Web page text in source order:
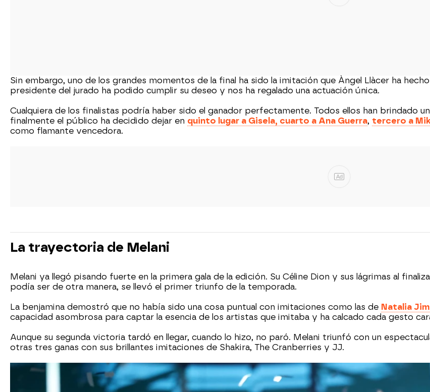
Sin embargo, uno de los grandes momentos de la final ha sido la imitación que Àngel Llàcer ha
presidente del jurado ha podido cumplir su deseo y nos ha regalado una actuación única.
Cualquiera de los finalistas podría haber sido el ganador perfectamente. Todos ellos han brindado
finalmente el público ha decidido dejar en quinto lugar a Gisela, cuarto a Ana Guerra, tercero a
como flamante vencedora.
Ad
La trayectoria de Melani
Melani ya llegó pisando fuerte en la primera gala de la edición. Su Céline Dion y sus lágrimas al
podía ser de otra manera, se llevó el primer triunfo de la temporada.
La benjamina demostró que no había sido una cosa puntual con imitaciones como las de Natalia
capacidad asombrosa para captar la esencia de los artistas que imitaba y ha calcado cada gesto
Aunque su segunda victoria tardó en llegar, cuando lo hizo, no paró. Melani triunfó con un
otras tres ganas con sus brillantes imitaciones de Shakira, The Cranberries y JJ.